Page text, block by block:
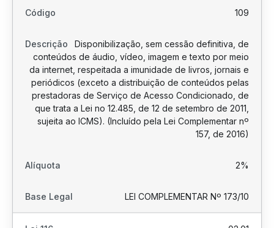
109
Disponibilização, sem cessão definitiva, de
conteúdos de áudio, vídeo, imagem e texto por meio
da internet, respeitada a imunidade de livros, jornais e
periódicos (exceto a distribuição de conteúdos pelas
prestadoras de Serviço de Acesso Condicionado, de
que trata a Lei no 12.485, de 12 de setembro de 2011,
sujeita ao ICMS). (Incluído pela Lei Complementar nº
157, de 2016)
2%
LEI COMPLEMENTAR Nº 173/10